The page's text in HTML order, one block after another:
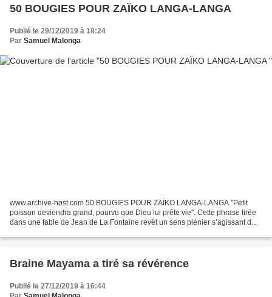
50 BOUGIES POUR ZAÏKO LANGA-LANGA
Publié le 29/12/2019 à 18:24
Par Samuel Malonga
www.archive-host.com 50 BOUGIES POUR ZAÏKO LANGA-LANGA ″Petit
poisson deviendra grand, pourvu que Dieu lui prête vie″. Cette phrase tirée
dans une fable de Jean de La Fontaine revêt un sens plénier s’agissant de
Braine Mayama a tiré sa révérence
Publié le 27/12/2019 à 16:44